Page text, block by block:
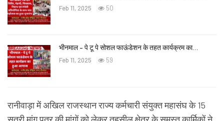
Feb 11, 2025 50
भीनमाल – पे टू पे सोशल फाऊंडेशन के तहत कार्यक्रम का…
Feb 11, 2025 59
रानीवाड़ा में अखिल राजस्थान राज्य कर्मचारी संयुक्त महासंघ के 15